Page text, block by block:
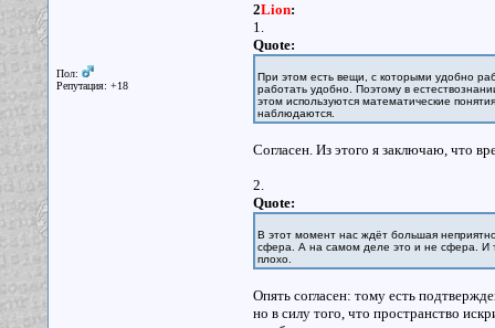
Пол:
Репутация: +18
2Lion:
1.
Quote:
При этом есть вещи, с которыми удобно
работать удобно. Поэтому в
этом используются математические
наблюдаются.
Согласен. Из этого я заключаю, что
2.
Quote:
В этот момент нас ждёт большая
сфера. А на самом деле это и не сфера. И
плохо.
Опять согласен: тому есть
но в силу того, что пространство